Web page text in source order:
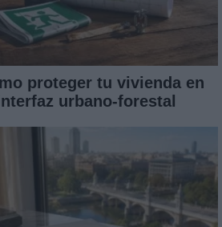
proteger tu vivienda en
urbano-forestal